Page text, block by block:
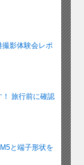
影体験会レポ
旅行前に確認
と端子形状を